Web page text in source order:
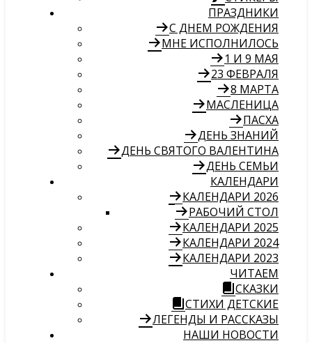
ПРАЗДНИКИ
С ДНЕМ РОЖДЕНИЯ
МНЕ ИСПОЛНИЛОСЬ
1 И 9 МАЯ
23 ФЕВРАЛЯ
8 МАРТА
МАСЛЕНИЦА
ПАСХА
ДЕНЬ ЗНАНИЙ
ДЕНЬ СВЯТОГО ВАЛЕНТИНА
ДЕНЬ СЕМЬИ
КАЛЕНДАРИ
КАЛЕНДАРИ 2026
РАБОЧИЙ СТОЛ
КАЛЕНДАРИ 2025
КАЛЕНДАРИ 2024
КАЛЕНДАРИ 2023
ЧИТАЕМ
СКАЗКИ
СТИХИ ДЕТСКИЕ
ЛЕГЕНДЫ И РАССКАЗЫ
НАШИ НОВОСТИ